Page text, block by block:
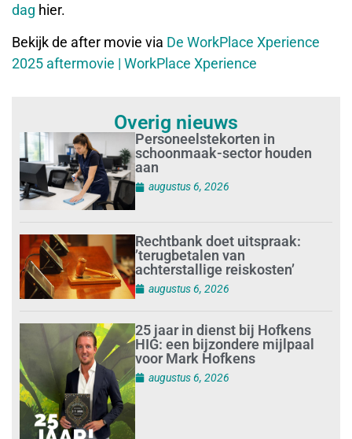
dag hier.
Bekijk de after movie via De WorkPlace Xperience
2025 aftermovie | WorkPlace Xperience
Overig nieuws
Personeelstekorten in
schoonmaak-sector houden
aan
augustus 6, 2026
Rechtbank doet uitspraak:
’terugbetalen van
achterstallige reiskosten’
augustus 6, 2026
25 jaar in dienst bij Hofkens
HIG: een bijzondere mijlpaal
voor Mark Hofkens
augustus 6, 2026